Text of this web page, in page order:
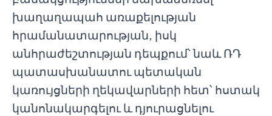
խաղաղապահ առաքելության
հրամանատարության, իսկ
անհրաժեշտության դեպքում՝ նաև ՌԴ
պատասխանատու պետական
կառույցների ղեկավարների հետ՝ հստակ
կանոնակարգելու և դյուրացնելու